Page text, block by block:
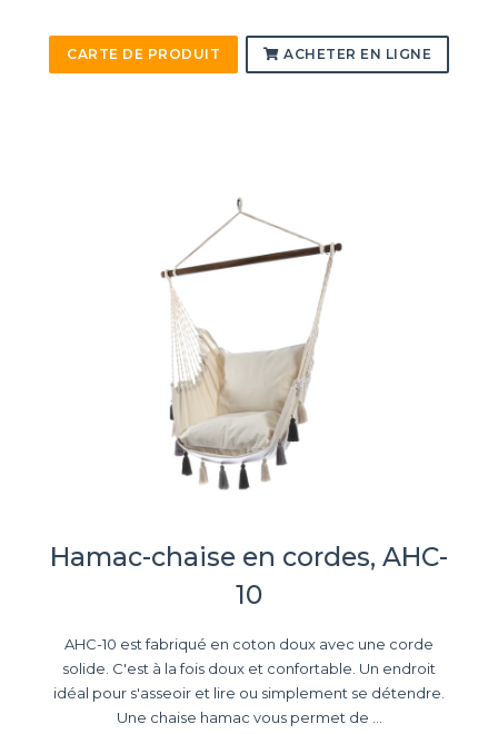
CARTE DE PRODUIT ACHETER EN LIGNE
Hamac-chaise en cordes, AHC-
10
AHC-10 est fabriqué en coton doux avec une corde
solide. C'est à la fois doux et confortable. Un endroit
idéal pour s'asseoir et lire ou simplement se détendre.
Une chaise hamac vous permet de ...